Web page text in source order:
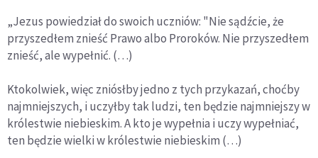
„Jezus powiedział do swoich uczniów: "Nie sądźcie, że
przyszedłem znieść Prawo albo Proroków. Nie przyszedłem
znieść, ale wypełnić. (…)
Ktokolwiek, więc zniósłby jedno z tych przykazań, choćby
najmniejszych, i uczyłby tak ludzi, ten będzie najmniejszy w
królestwie niebieskim. A kto je wypełnia i uczy wypełniać,
ten będzie wielki w królestwie niebieskim (…)